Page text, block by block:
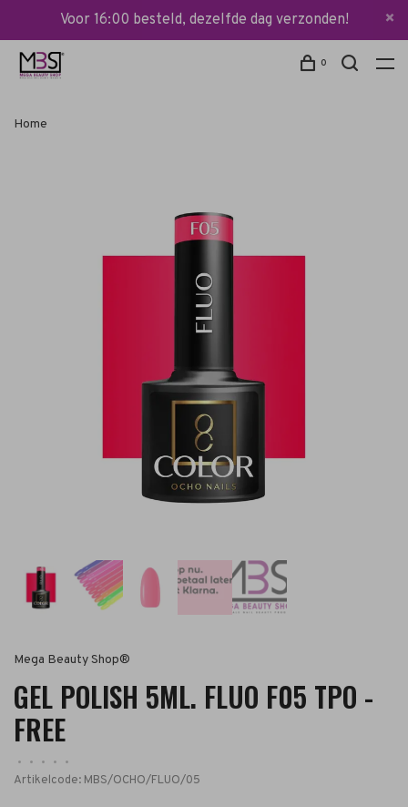
Voor 16:00 besteld, dezelfde dag verzonden!
0
Home
Mega Beauty Shop®
GEL POLISH 5ML. FLUO F05 TPO -
FREE
• • • •
•
Artikelcode: MBS/OCHO/FLUO/05